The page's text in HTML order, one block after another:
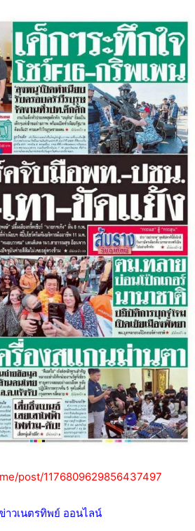
post/1176809629856437497
าวเนตรทิพย์ ออนไลน์